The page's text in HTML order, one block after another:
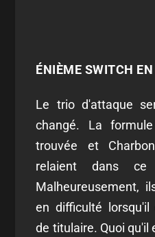
ÉNIÈME SWITCH
Le trio d'attaque
changé. La
trouvée et
relaient dans
Malheureusement,
en difficulté
de titulaire. Quoi qu'il